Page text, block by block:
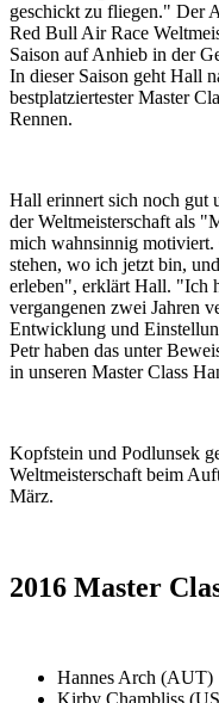
geschickt zu fliegen." Der
Red Bull Air Race
Saison auf Anhieb in der
In dieser Saison geht Hall
bestplatziertester Master
Rennen.
Hall erinnert sich noch gut
der Weltmeisterschaft als
mich wahnsinnig motiviert.
stehen, wo ich jetzt bin,
erleben", erklärt Hall. "Ich
vergangenen zwei Jahren
Entwicklung und
Petr haben das unter
in unseren Master Class
Kopfstein und Podlunsek
Weltmeisterschaft beim
März.
2016 Master
Hannes Arch (AUT)